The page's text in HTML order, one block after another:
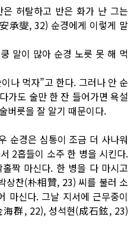
허탈하고 반은 화가 난 그는
承燮, 32) 순경에게 이렇게 말
말이 많아 순경 노릇 못 해 먹
나 먹자”고 한다. 그러나 안 순
가도 술만 한 잔 들어가면 욕설
버릇을 잘 알기 때문이다.
순경은 심통이 조금 더 사나워
2홉들이 소주 한 병을 시킨다.
짝 마신다. 한 병을 다 마시고
상찬(朴相贊, 23) 씨를 불러 소
마신다. 그날 지서에 근무중이
海群, 22), 성석현(成石鉉, 23)